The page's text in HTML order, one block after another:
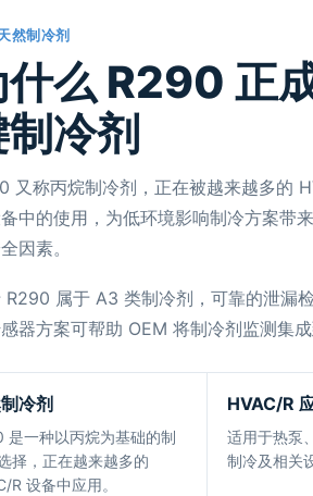
然制冷剂
什么 R290 正
冷剂
又称丙烷制冷剂，正在被越来越多的
中的使用，为低环境影响制冷方案带
因素。
R290 属于 A3 类制冷剂，可靠的泄漏
器方案可帮助 OEM 将制冷剂监测集
冷剂
是一种以丙烷为基础的制
择，正在越来越多的
R 设备中应用。
HVAC/R
适用于热泵
制冷及相关